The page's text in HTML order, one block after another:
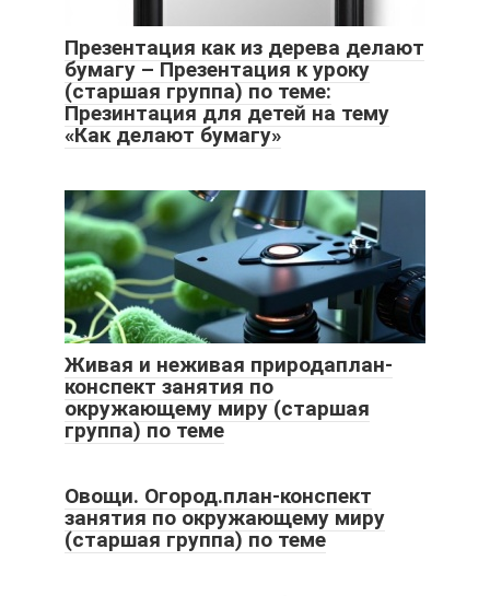
Презентация как из дерева делают
бумагу – Презентация к уроку
(старшая группа) по теме:
Презинтация для детей на тему
«Как делают бумагу»
Живая и неживая природаплан-
конспект занятия по
окружающему миру (старшая
группа) по теме
Овощи. Огород.план-конспект
занятия по окружающему миру
(старшая группа) по теме